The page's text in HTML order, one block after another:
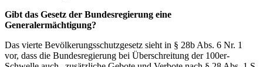
Gibt das Gesetz der Bundesregierung eine
Generalermächtigung?
Das vierte Bevölkerungsschutzgesetz sieht in § 28b Abs. 6 Nr. 1
vor, dass die Bundesregierung bei Überschreitung der 100er-